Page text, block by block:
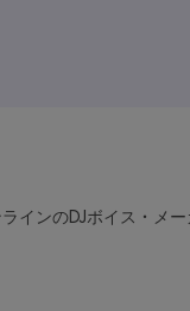
ラインのDJボイス・メ